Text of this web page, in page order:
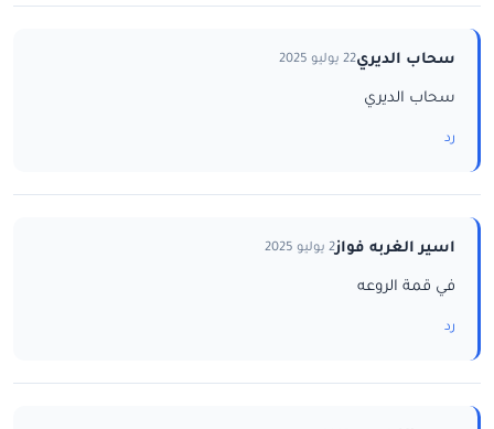
سحاب الديري22 يوليو 2025
سحاب الديري
رد
اسير الغربه فواز2 يوليو 2025
في قمة الروعه
رد